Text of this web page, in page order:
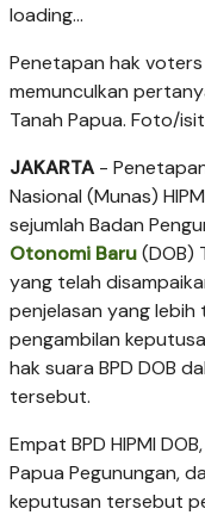
loading...
Penetapan hak voters
memunculkan
Tanah Papua. Foto/
JAKARTA -
Nasional (Munas)
sejumlah Badan
Otonomi Baru(DOB)
yang telah
penjelasan yang
pengambilan
hak suara BPD DOB
tersebut.
Empat BPD HIPMI
Papua Pegunungan,
keputusan tersebut